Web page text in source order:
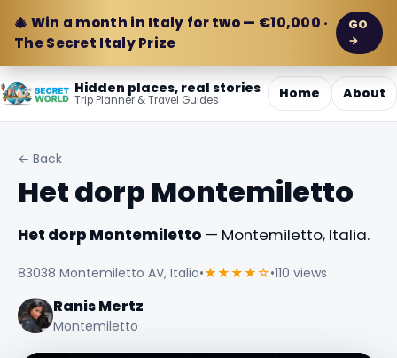
🎄 Win a month in Italy for two — €10,000 ·
The Secret Italy Prize
GO
→
Hidden places, real stories
Trip Planner & Travel Guides Home About
← Back
Het dorp Montemiletto
Het dorp Montemiletto — Montemiletto, Italia.
83038 Montemiletto AV, Italia•★★★★☆•110 views
Ranis Mertz
Montemiletto